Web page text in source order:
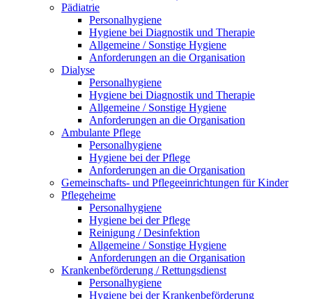
Pädiatrie
Personalhygiene
Hygiene bei Diagnostik und Therapie
Allgemeine / Sonstige Hygiene
Anforderungen an die Organisation
Dialyse
Personalhygiene
Hygiene bei Diagnostik und Therapie
Allgemeine / Sonstige Hygiene
Anforderungen an die Organisation
Ambulante Pflege
Personalhygiene
Hygiene bei der Pflege
Anforderungen an die Organisation
Gemeinschafts- und Pflegeeinrichtungen für Kinder
Pflegeheime
Personalhygiene
Hygiene bei der Pflege
Reinigung / Desinfektion
Allgemeine / Sonstige Hygiene
Anforderungen an die Organisation
Krankenbeförderung / Rettungsdienst
Personalhygiene
Hygiene bei der Krankenbeförderung